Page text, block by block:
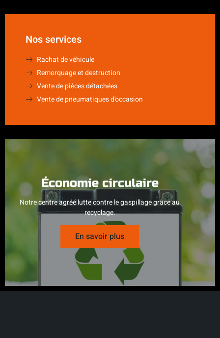
Nos services
Rachat de véhicule
Remorquage et destruction
Vente de pièces détachées
Vente de pneumatiques d'occasion
Économie circulaire
Notre centre agréé lutte contre le gaspillage grâce au
recyclage.
En savoir plus